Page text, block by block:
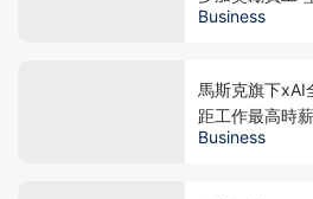
Business
Business
馬斯克旗下
距工作最高時
言如廣東話 惟